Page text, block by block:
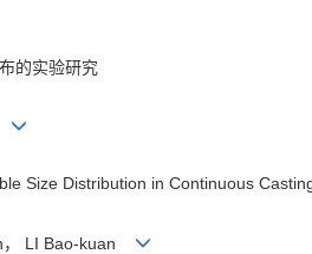
的实验研究
Size Distribution in Continuous
， LI Bao-kuan